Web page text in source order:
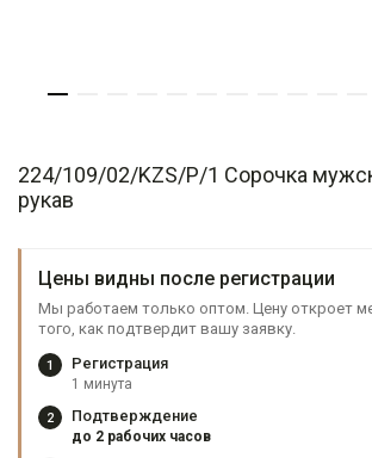
224/109/02/KZS/P/1 Сорочка
рукав
Цены видны после регистрации
Мы работаем только оптом. Цену откроет
того, как подтвердит вашу заявку.
1 Регистрация
1 минута
2 Подтверждение
до 2 рабочих часов